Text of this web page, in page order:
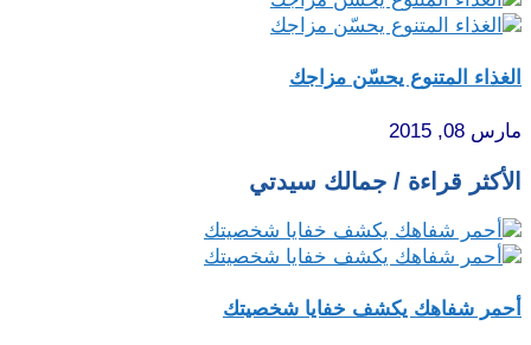
الغذاء المتنوع يحسّن مزاجك
مارس 08, 2015
الأكثر قراءة / جمالك سيدتي
أحمر شفاهك يكشف خفايا شخصيتك